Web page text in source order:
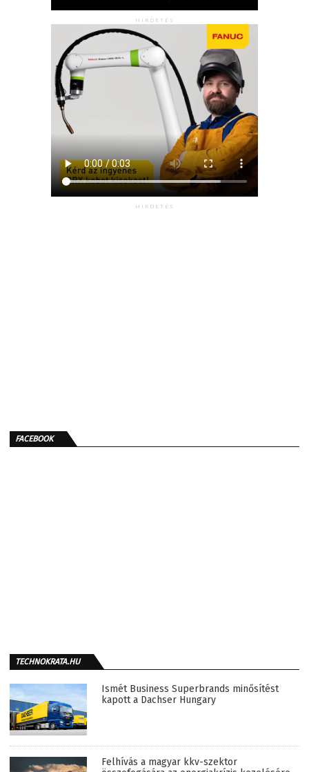
HIRDETÉS
HIRDETÉS
FACEBOOK
TECHNOKRATA.HU
Ismét Business Superbrands minősítést
kapott a Dachser Hungary
Felhívás a magyar kkv-szektor